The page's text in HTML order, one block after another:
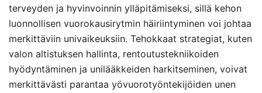
terveyden ja hyvinvoinnin ylläpitämiseksi, sillä kehon
luonnollisen vuorokausirytmin häiriintyminen voi johtaa
merkittäviin univaikeuksiin. Tehokkaat strategiat, kuten
valon altistuksen hallinta, rentoutustekniikoiden
hyödyntäminen ja unilääkkeiden harkitseminen, voivat
merkittävästi parantaa yövuorotyöntekijöiden unen